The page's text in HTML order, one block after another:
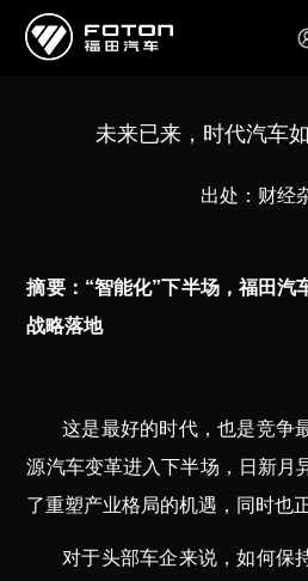
未来已来，时代汽车
出处：财经
摘要：“智能化”下半场，福田汽
战略落地
这是最好的时代，也是竞争
源汽车变革进入下半场，日新月
了重塑产业格局的机遇，同时也
对于头部车企来说，如何保